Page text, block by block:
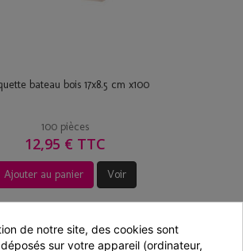
bateau bois 17x8.5 cm x100
100 pièces
12,95 € TTC
Ajouter au panier Voir
de notre site, des cookies sont
sur votre appareil (ordinateur,